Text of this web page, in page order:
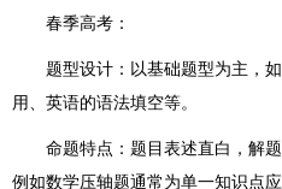
春季高考：
题型设计：以基础题型为主，如
用、英语的语法填空等。
命题特点：题目表述直白，解题
例如数学压轴题通常为单一知识点